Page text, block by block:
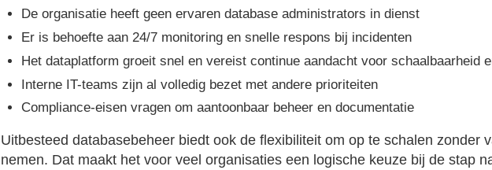
De organisatie heeft geen ervaren database administrators in dienst
Er is behoefte aan 24/7 monitoring en snelle respons bij incidenten
Het dataplatform groeit snel en vereist continue aandacht voor schaalbaarheid
Interne IT-teams zijn al volledig bezet met andere prioriteiten
Compliance-eisen vragen om aantoonbaar beheer en documentatie
Uitbesteed databasebeheer biedt ook de flexibiliteit om op te schalen zonder
nemen. Dat maakt het voor veel organisaties een logische keuze bij de stap